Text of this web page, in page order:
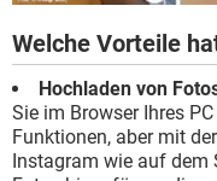
Welche Vorteile
Hochladen von
Sie im Browser Ihres
Funktionen, aber mit
Instagram wie auf dem